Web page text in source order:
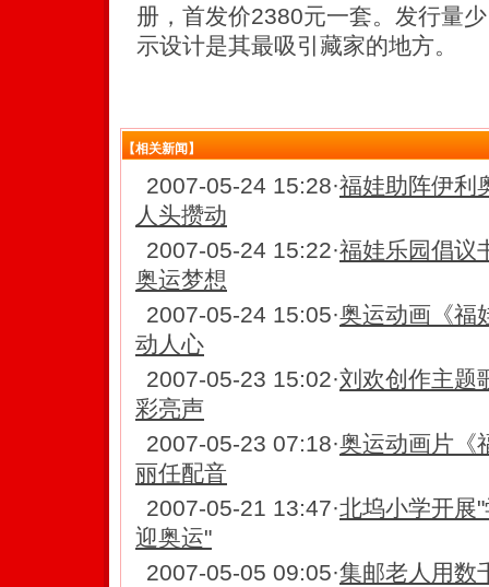
册，首发价2380元一套。发行量
示设计是其最吸引藏家的地方。
【相关新闻】
2007-05-24 15:28·福娃助阵伊利
人头攒动
2007-05-24 15:22·福娃乐园倡议
奥运梦想
2007-05-24 15:05·奥运动画《福
动人心
2007-05-23 15:02·刘欢创作主题
彩亮声
2007-05-23 07:18·奥运动画片《
丽任配音
2007-05-21 13:47·北坞小学开展
迎奥运"
2007-05-05 09:05·集邮老人用数